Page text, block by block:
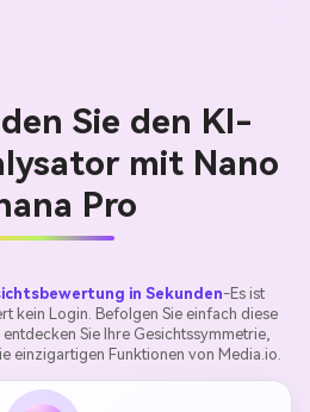
Sie den KI-
mit Nano
Pro
in Sekunden-Es ist
kein Login. Befolgen Sie einfach diese
Sie Ihre Gesichtssymmetrie,
einzigartigen Funktionen von Media.io.